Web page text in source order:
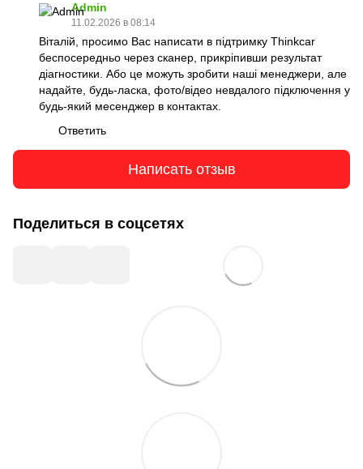
Admin
11.02.2026 в 08:14
Віталій, просимо Вас написати в підтримку Thinkcar
беспосередньо через сканер, прикріпивши результат
діагностики. Або це можуть зробити наші менеджери, але
надайте, будь-ласка, фото/відео невдалого підключення у
будь-який месенджер в контактах.
Ответить
Написать отзыв
Поделиться в соцсетях